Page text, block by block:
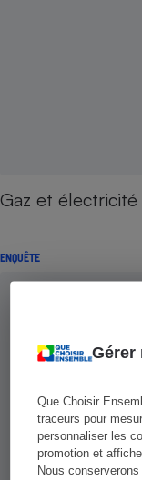
Gérer
Que Choisir
traceurs pour
personnaliser les
promotion et
Nous
Gaz et
ENQUÊTE